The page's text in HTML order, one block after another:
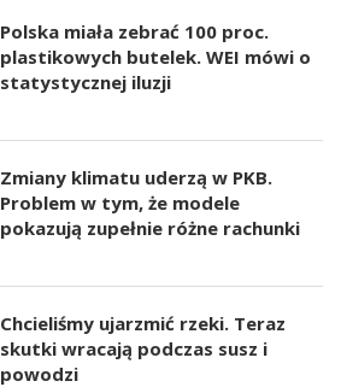
Polska miała zebrać 100 proc.
plastikowych butelek. WEI mówi o
statystycznej iluzji
Zmiany klimatu uderzą w PKB.
Problem w tym, że modele
pokazują zupełnie różne rachunki
Chcieliśmy ujarzmić rzeki. Teraz
skutki wracają podczas susz i
powodzi